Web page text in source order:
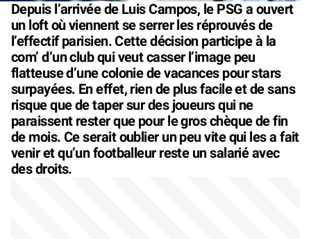
Depuis l’arrivée de Luis Campos, le PSG a ouvert
un loft où viennent se serrer les réprouvés de
l’effectif parisien. Cette décision participe à la
com’ d’un club qui veut casser l’image peu
flatteuse d’une colonie de vacances pour stars
surpayées. En effet, rien de plus facile et de sans
risque que de taper sur des joueurs qui ne
paraissent rester que pour le gros chèque de fin
de mois. Ce serait oublier un peu vite qui les a fait
venir et qu’un footballeur reste un salarié avec
des droits.